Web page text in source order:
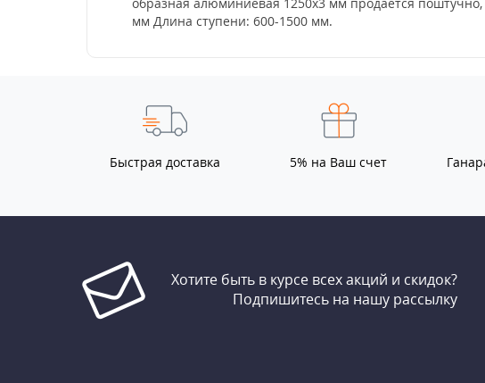
мм Длина ступени: 600-1500 мм.
Быстрая доставка 5% на Ваш счет
Хотите быть в курсе всех акций и скидок?
Подпишитесь на нашу рассылку